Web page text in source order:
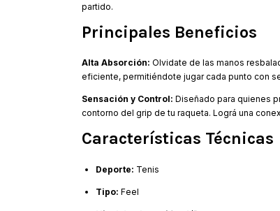
partido.
Principales Beneficios
Alta Absorción: Olvidate de las manos
eficiente, permitiéndote jugar cada punto con
Sensación y Control: Diseñado para quienes
contorno del grip de tu raqueta. Lográ una
Características Técnicas
Deporte: Tenis
Tipo: Feel